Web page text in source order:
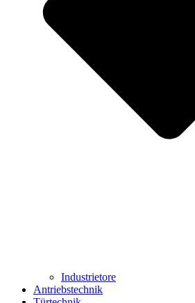
Industrietore
Antriebstechnik